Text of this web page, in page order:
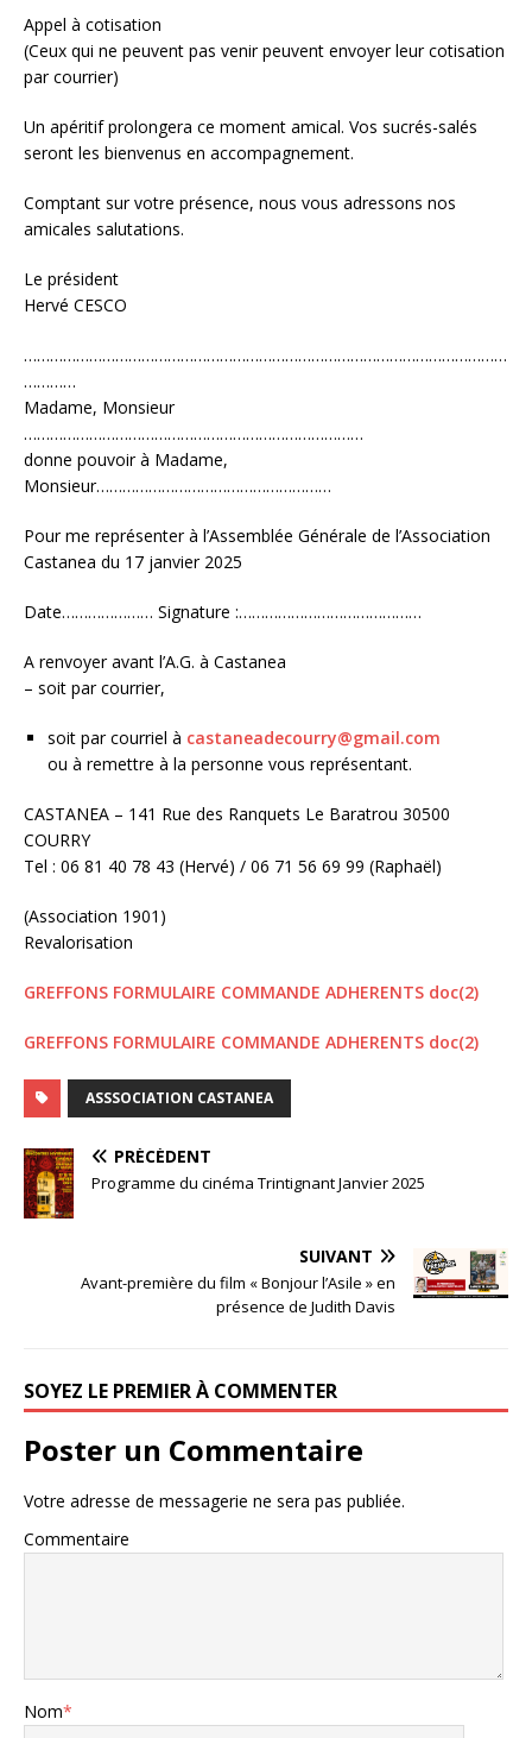
Appel à cotisation
(Ceux qui ne peuvent pas venir peuvent envoyer leur cotisation
par courrier)
Un apéritif prolongera ce moment amical. Vos sucrés-salés
seront les bienvenus en accompagnement.
Comptant sur votre présence, nous vous adressons nos
amicales salutations.
Le président
Hervé CESCO
…………………………………………………………………………………………………
…………
Madame, Monsieur
……………………………………………………………………
donne pouvoir à Madame,
Monsieur………………………………………………
Pour me représenter à l’Assemblée Générale de l’Association
Castanea du 17 janvier 2025
Date………………… Signature :……………………………………
A renvoyer avant l’A.G. à Castanea
– soit par courrier,
soit par courriel à castaneadecourry@gmail.com
ou à remettre à la personne vous représentant.
CASTANEA – 141 Rue des Ranquets Le Baratrou 30500
COURRY
Tel : 06 81 40 78 43 (Hervé) / 06 71 56 69 99 (Raphaël)
(Association 1901)
Revalorisation
GREFFONS FORMULAIRE COMMANDE ADHERENTS doc(2)
GREFFONS FORMULAIRE COMMANDE ADHERENTS doc(2)
ASSSOCIATION CASTANEA
PRÉCÉDENT
Programme du cinéma Trintignant Janvier 2025
SUIVANT
Avant-première du film « Bonjour l’Asile » en
présence de Judith Davis
SOYEZ LE PREMIER À COMMENTER
Poster un Commentaire
Votre adresse de messagerie ne sera pas publiée.
Commentaire
Nom*